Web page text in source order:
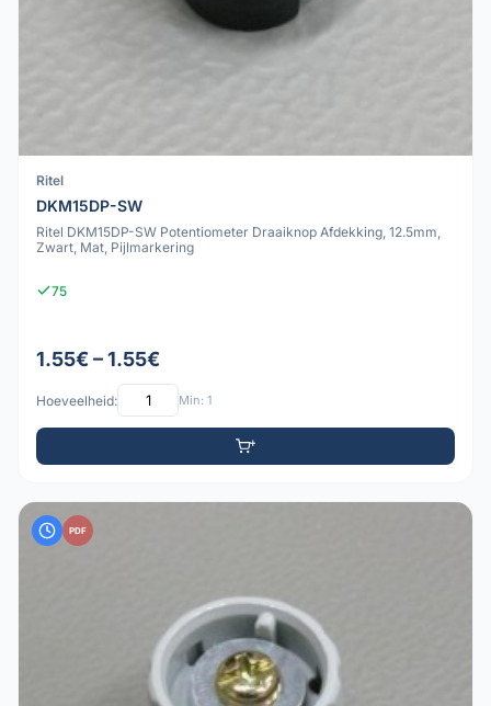
Ritel
DKM15DP-SW
Ritel DKM15DP-SW Potentiometer Draaiknop Afdekking, 12.5mm,
Zwart, Mat, Pijlmarkering
75
1.55€ – 1.55€
Hoeveelheid: Min: 1
PDF